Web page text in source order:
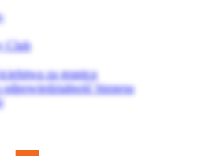
Club
za granicą
odpowiedzialność biznesu